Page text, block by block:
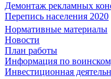
Демонтаж рекламных
Перепись населения 2020
Нормативные материалы
Новости
План работы
Информация по
Инвестиционная